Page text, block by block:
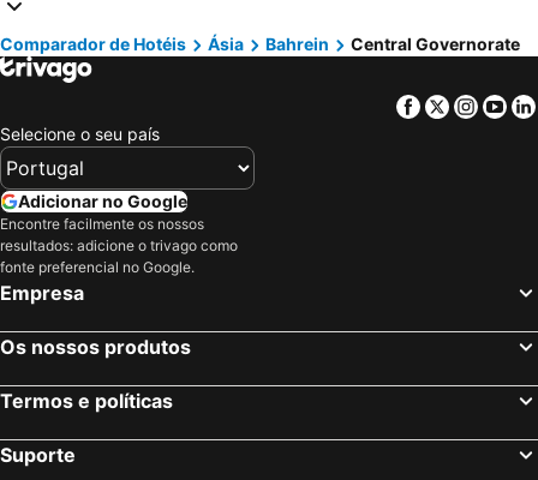
Hotéis em Minorca
Hotéis em Ibiza
Hotéis em Galiza
Hotéis em Douro
Hotéis em Serra da Estrela
Hotéis em Costa do Sol
Hotéis em Tenerife
Hotéis em São Miguel
Comparador de Hotéis Ásia Bahrein Central Governorate
Facebook
Twitter
Selecione o seu país
Adicionar no Google
Encontre facilmente os nossos
resultados: adicione o trivago como
fonte preferencial no Google.
Empresa
Os nossos produtos
Termos e políticas
Suporte